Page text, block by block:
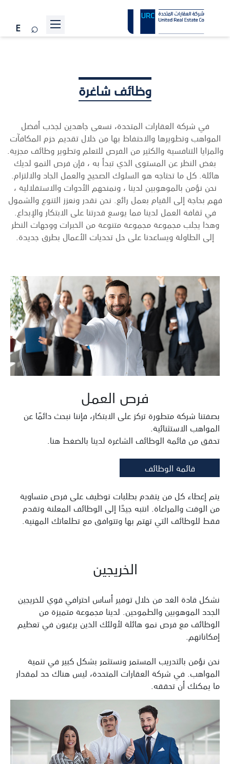
علاقات المستثمرين
الأخبار
انضم إلينا
تواصل معنا
وظائف شاغرة
في شركة العقارات المتحدة، نسعى جاهدين لجذب أفضل
المواهب وتطويرها والاحتفاظ بها من خلال تقديم حزم المكافآت
والمزايا التنافسية والكثير من الفرص للتعلم وتطوير وظائف مجزية.
بغض النظر عن المستوى الذي تبدأ به ، فإن فرص النمو لديك
هائلة. كل ما تحتاجه هو السلوك الصحيح والعمل الجاد والالتزام.
نحن نؤمن بالموهوبين لدينا ، ونمنحهم الأدوات والاستقلالية ،
فهم بحاجة إلى القيام بعمل رائع. نحن نقدر ونعزز التنوع والشمول
في ثقافة العمل لدينا مما يوسع قدرتنا على الابتكار والإبداع.
وهذا يجلب مجموعة مجموعة متنوعة من الخبرات ووجهات النظر
إلى الطاولة ويساعدنا على حل تحديات الأعمال بطرق جديدة.
فرص العمل
بصفتنا شركة متطورة تركز على الابتكار، فإننا نبحث دائمًا عن
المواهب الاستثنائية.
تحقق من قائمة الوظائف الشاغرة لدينا بالضغط هنا.
قائمة الوظائف
يتم إعطاء كل من يتقدم بطلبات توظيف على فرص متساوية
من الوقت والمراعاة. انتبه جيدًا إلى الوظائف المعلنة وتقدم
فقط للوظائف التي تهتم بها وتتوافق مع تطلعاتك المهنية.
الخريجين
نشكل قادة الغد من خلال توفير أساس احترافي قوي للخريجين
الجدد الموهوبين والطموحين. لدينا مجموعة متميزة من
الوظائف مع فرص نمو هائلة لأولئك الذين يرغبون في تعظيم
إمكاناتهم.
نحن نؤمن بالتدريب المستمر ونستثمر بشكل كبير في تنمية
المواهب. في شركة العقارات المتحدة، ليس هناك حد لمقدار
ما يمكنك أن تحققه.